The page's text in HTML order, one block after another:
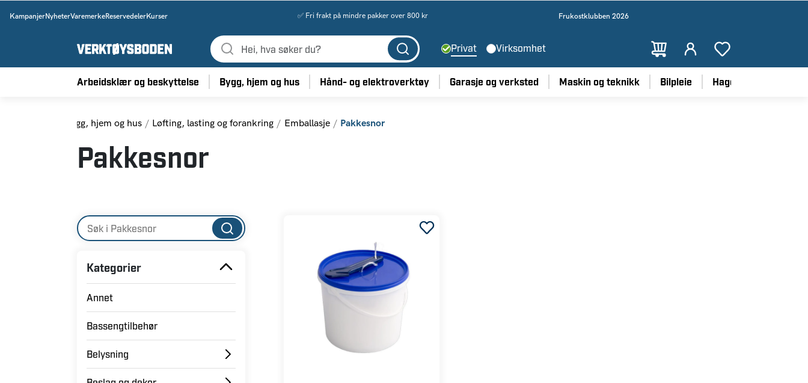
KampanjerNyheterVaremerkeReservedelerKurser ✅ Fri frakt på mindre pakker over 800 kr Frukostklubben 2026
Privat Virksomhet
Bygg, hjem og hus Løfting, lasting og forankring
Kategorier
Annet
Bassengtilbehør